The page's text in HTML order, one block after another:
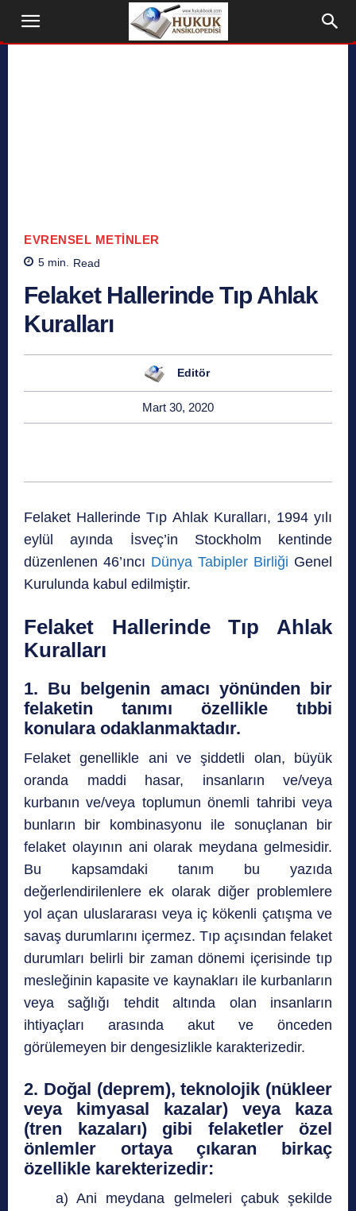
EVRENSEL METINLER
5 min. Read
Felaket Hallerinde Tıp Ahlak
Kuralları
Editör
Mart 30, 2020
Felaket Hallerinde Tıp Ahlak Kuralları, 1994 yılı
eylül ayında İsveç’in Stockholm kentinde
düzenlenen 46’ıncı Dünya Tabipler Birliği Genel
Kurulunda kabul edilmiştir.
Felaket Hallerinde Tıp Ahlak
Kuralları
1. Bu belgenin amacı yönünden bir
felaketin tanımı özellikle tıbbi
konulara odaklanmaktadır.
Felaket genellikle ani ve şiddetli olan, büyük
oranda maddi hasar, insanların ve/veya
kurbanın ve/veya toplumun önemli tahribi veya
bunların bir kombinasyonu ile sonuçlanan bir
felaket olayının ani olarak meydana gelmesidir.
Bu kapsamdaki tanım bu yazıda
değerlendirilenlere ek olarak diğer problemlere
yol açan uluslararası veya iç kökenli çatışma ve
savaş durumlarını içermez. Tıp açısından felaket
durumları belirli bir zaman dönemi içerisinde tıp
mesleğinin kapasite ve kaynakları ile kurbanların
veya sağlığı tehdit altında olan insanların
ihtiyaçları arasında akut ve önceden
görülemeyen bir dengesizlikle karakterizedir.
2. Doğal (deprem), teknolojik (nükleer
veya kimyasal kazalar) veya kaza
(tren kazaları) gibi felaketler özel
önlemler ortaya çıkaran birkaç
özellikle karekterizedir:
a) Ani meydana gelmeleri çabuk şekilde